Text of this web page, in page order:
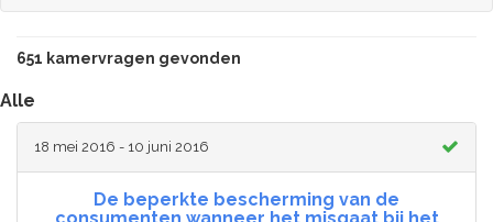
651 kamervragen gevonden
Alle
18 mei 2016 - 10 juni 2016
De beperkte bescherming van de